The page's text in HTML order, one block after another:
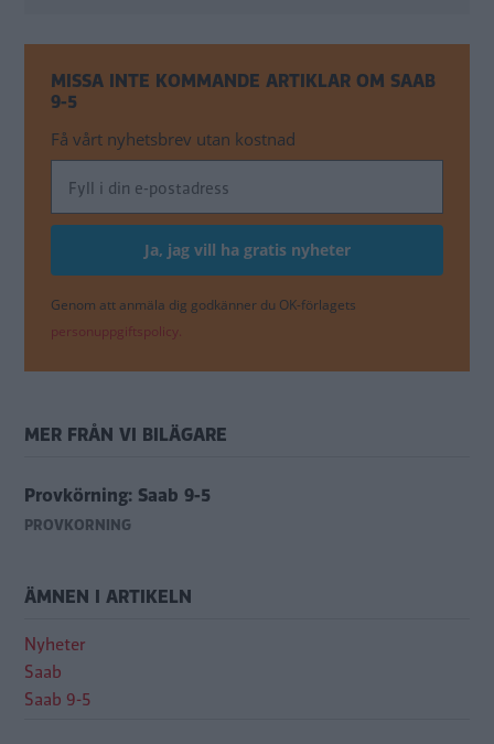
MISSA INTE KOMMANDE ARTIKLAR OM SAAB
9-5
Få vårt nyhetsbrev utan kostnad
Genom att anmäla dig godkänner du OK-förlagets
personuppgiftspolicy.
MER FRÅN VI BILÄGARE
Provkörning: Saab 9-5
PROVKÖRNING
ÄMNEN I ARTIKELN
Nyheter
Saab
Saab 9-5